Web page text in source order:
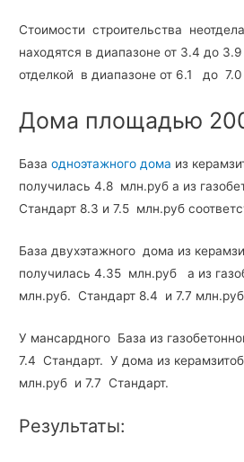
Стоимости строительства
находятся в диапазоне от 3.4 до
отделкой в диапазоне от 6.1 до
Дома площадью
Базаодноэтажного дома из
получилась 4.8 млн.руб а из
Стандарт 8.3 и 7.5 млн.руб
База двухэтажного дома из
получилась 4.35 млн.руб а из
млн.руб. Стандарт 8.4 и 7.7 млн.руб
У мансардного База из
7.4 Стандарт. У дома из
млн.руб и 7.7 Стандарт.
Результаты: